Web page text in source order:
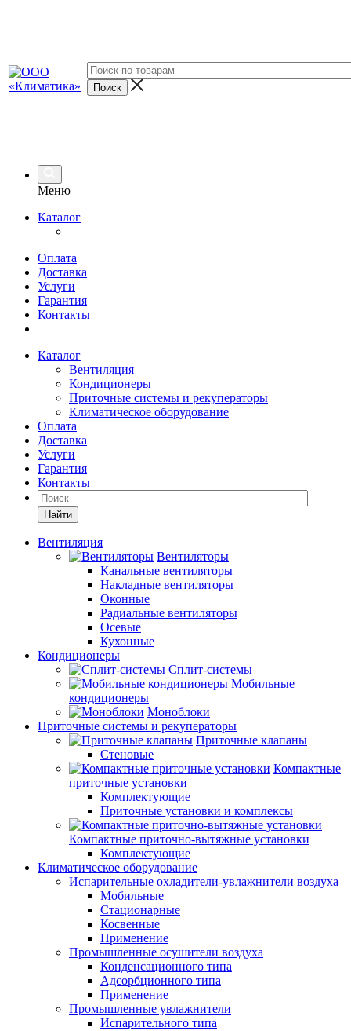
Меню
Каталог
Оплата
Доставка
Услуги
Гарантия
Контакты
Каталог
Вентиляция
Кондиционеры
Приточные системы и рекуператоры
Климатическое оборудование
Оплата
Доставка
Услуги
Гарантия
Контакты
Найти
Вентиляция
Вентиляторы
Канальные вентиляторы
Накладные вентиляторы
Оконные
Радиальные вентиляторы
Осевые
Кухонные
Кондиционеры
Сплит-системы
Мобильные
кондиционеры
Моноблоки
Приточные системы и рекуператоры
Приточные клапаны
Стеновые
Компактные
приточные установки
Комплектующие
Приточные установки и комплексы
Компактные приточно-вытяжные установки
Комплектующие
Климатическое оборудование
Испарительные охладители-увлажнители воздуха
Мобильные
Стационарные
Косвенные
Применение
Промышленные осушители воздуха
Конденсационного типа
Адсорбционного типа
Применение
Промышленные увлажнители
Испарительного типа